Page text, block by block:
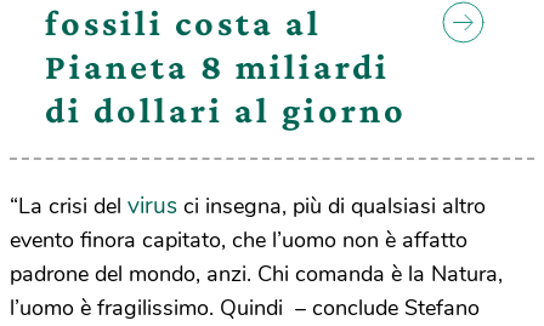
fossili costa al
Pianeta 8 miliardi
di dollari al giorno
“La crisi del virus ci insegna, più di qualsiasi altro
evento finora capitato, che l’uomo non è affatto
padrone del mondo, anzi. Chi comanda è la Natura,
l’uomo è fragilissimo. Quindi – conclude Stefano